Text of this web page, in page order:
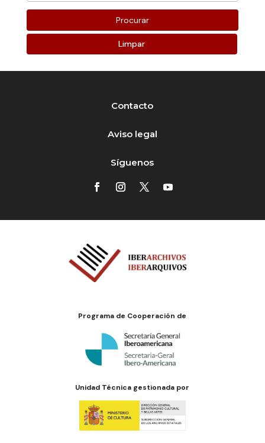
Limpar
Contacto
Aviso legal
Síguenos
Programa de Cooperación de
Unidad Técnica gestionada por